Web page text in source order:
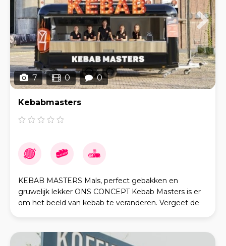
7 0 0
Kebabmasters
KEBAB MASTERS Mals, perfect gebakken en
gruwelijk lekker ONS CONCEPT Kebab Masters is er
om het beeld van kebab te veranderen. Vergeet de